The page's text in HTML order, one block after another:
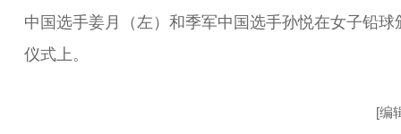
中国选手姜月（左）和季军中国选手孙悦在女子铅球
仪式上。
[编